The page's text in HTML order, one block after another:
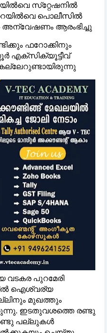
സ്‌റ്റേഷനില്‍
പൊലീസില്‍
അന്വേഷണം ആരംഭിച്ചു
ഫറോക്കിനും
എക്‌സിക്യൂട്ടീവ്
വടകര പുറമേരി
ഐശ്വര്യ
മുഖത്തും
ഇടതുവശത്തെ രണ്ടു
പല്ലുകള്‍